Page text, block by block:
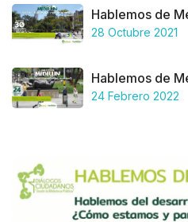
28 Octubre 2021
24 Febrero 2022